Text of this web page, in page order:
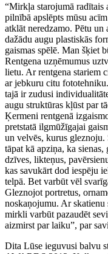
“Mirkļa starojumā radītais
pilnībā apslēpts mūsu
atklāt neredzamo. Pētu
dažādu augu plastiskās
gaismas spēlē. Man šķiet
Rentgena uzņēmumus
lietu. Ar rentgena stariem
ar jebkuru citu
tajā ir zudusi
augu struktūras kļūst par
Ķermeni rentgenā
pretstatā ilgmūžīgajai
un velvēs, kurus
tāpat kā apziņa, ka
dzīves, likteņus,
kas savukārt dod iespēju
telpā. Bet varbūt vēl
Gleznojot portretus,
noskaņojumu. Ar
mirkli varbūt pazaudēt
aizmirst par laiku”, par
Dita Lūse ieguvusi balvu